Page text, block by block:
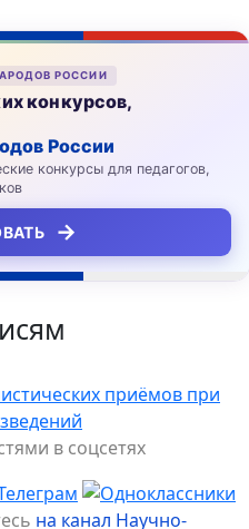
РОССИИ
конкурсов,
России
конкурсы для педагогов,
→
приёмов при
в соцсетях
на канал Научно-